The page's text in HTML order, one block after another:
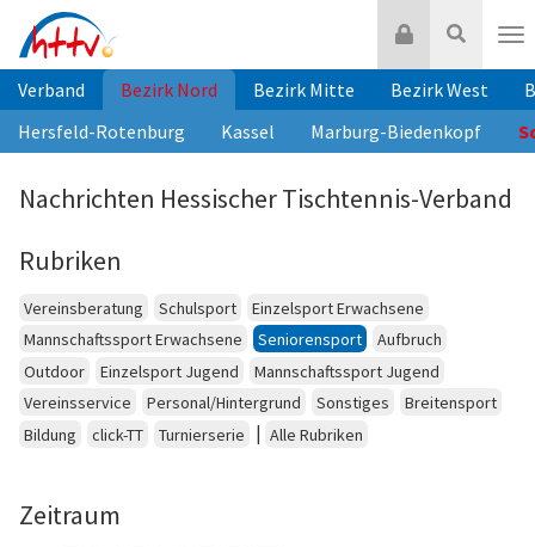
Inhalt
springen
Suche
Login
Verband Bezirk Nord Bezirk Mitte Bezirk West
Hersfeld-Rotenburg
Kassel Marburg-Biedenkopf
Nachrichten Hessischer Tischtennis-Verband
Rubriken
Vereinsberatung Schulsport
Einzelsport Erwachsene
Mannschaftssport Erwachsene
Seniorensport
Aufbruch
Outdoor
Einzelsport Jugend
Mannschaftssport Jugend
Vereinsservice
Personal/Hintergrund Sonstiges
Breitensport
Bildung
click-TT Turnierserie | Alle Rubriken
Zeitraum